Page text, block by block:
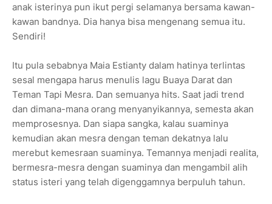
anak isterinya pun ikut pergi selamanya bersama kawan-
kawan bandnya. Dia hanya bisa mengenang semua itu.
Sendiri!
Itu pula sebabnya Maia Estianty dalam hatinya terlintas
sesal mengapa harus menulis lagu Buaya Darat dan
Teman Tapi Mesra. Dan semuanya hits. Saat jadi trend
dan dimana-mana orang menyanyikannya, semesta akan
memprosesnya. Dan siapa sangka, kalau suaminya
kemudian akan mesra dengan teman dekatnya lalu
merebut kemesraan suaminya. Temannya menjadi realita,
bermesra-mesra dengan suaminya dan mengambil alih
status isteri yang telah digenggamnya berpuluh tahun.